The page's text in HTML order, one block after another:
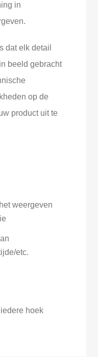
in
dat elk detail
beeld gebracht
op de
product uit te
weergeven
etc.
hoek